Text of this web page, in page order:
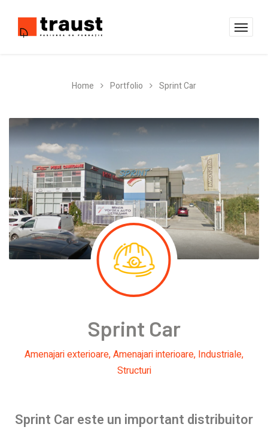
Home Portfolio Sprint Car
Sprint Car
Amenajari exterioare,Amenajari interioare, Industriale,
Structuri
Sprint Car este un important distribuitor